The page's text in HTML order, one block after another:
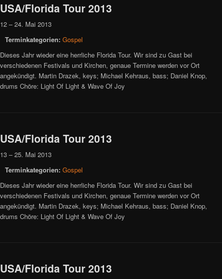
USA/Florida Tour 2013
12 –24. Mai 2013
Terminkategorien: Gospel
Dieses Jahr wieder eine herrliche Florida Tour. Wir sind zu Gast bei
verschiedenen Festivals und Kirchen, genaue Termine werden vor Ort
angekündigt. Martin Drazek, keys; Michael Kehraus, bass; Daniel Knop,
drums Chöre: Light Of Light & Wave Of Joy
USA/Florida Tour 2013
13 –25. Mai 2013
Terminkategorien: Gospel
Dieses Jahr wieder eine herrliche Florida Tour. Wir sind zu Gast bei
verschiedenen Festivals und Kirchen, genaue Termine werden vor Ort
angekündigt. Martin Drazek, keys; Michael Kehraus, bass; Daniel Knop,
drums Chöre: Light Of Light & Wave Of Joy
USA/Florida Tour 2013